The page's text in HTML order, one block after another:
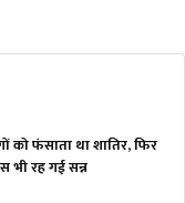
फंसाता था शातिर, फिर
भी रह गई सन्न